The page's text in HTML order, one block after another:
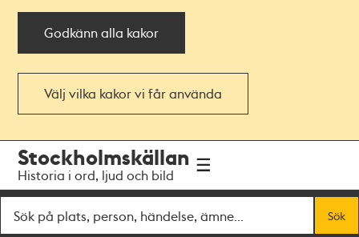
Godkänn alla kakor
Välj vilka kakor vi får använda
navigationen
huvudinnehållet
Stockholmskällan
Historia i ord, ljud och bild
Sök